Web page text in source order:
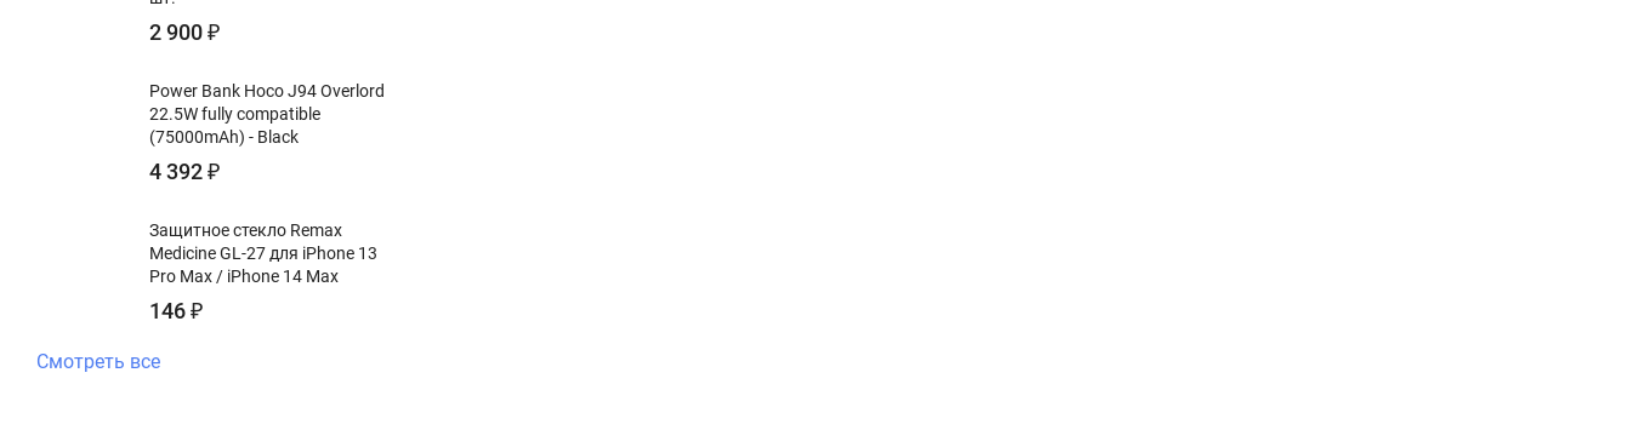
2 900₽
Power Bank Hoco J94 Overlord
22.5W fully compatible
(75000mAh) - Black
4 392₽
Защитное стекло Remax
Medicine GL-27 для iPhone 13
Pro Max / iPhone 14 Max
146₽
Смотреть все